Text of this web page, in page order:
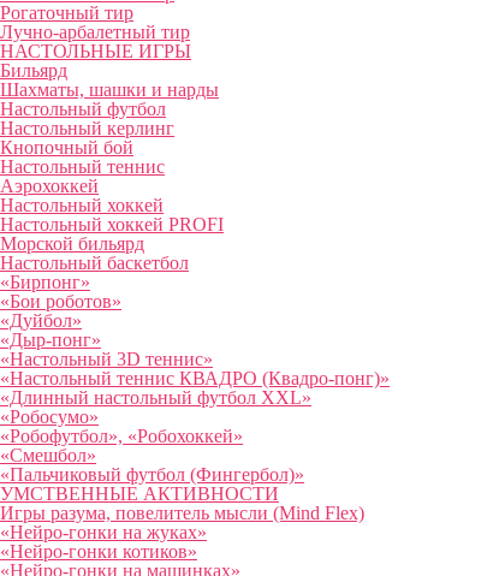
Рогаточный тир
Лучно-арбалетный тир
НАСТОЛЬНЫЕ ИГРЫ
Бильярд
Шахматы, шашки и нарды
Настольный футбол
Настольный керлинг
Кнопочный бой
Настольный теннис
Аэрохоккей
Настольный хоккей
Настольный хоккей PROFI
Морской бильярд
Настольный баскетбол
«Бирпонг»
«Бои роботов»
«Дуйбол»
«Дыр-понг»
«Настольный 3D теннис»
«Настольный теннис КВАДРО (Квадро-понг)»
«Длинный настольный футбол XXL»
«Робосумо»
«Робофутбол», «Робохоккей»
«Смешбол»
«Пальчиковый футбол (Фингербол)»
УМСТВЕННЫЕ АКТИВНОСТИ
Игры разума, повелитель мысли (Mind Flex)
«Нейро-гонки на жуках»
«Нейро-гонки котиков»
«Нейро-гонки на машинках»